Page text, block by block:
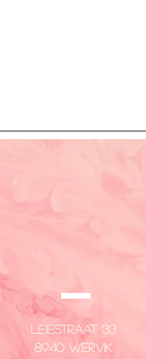
Leiestraat 33
8940 Wervik